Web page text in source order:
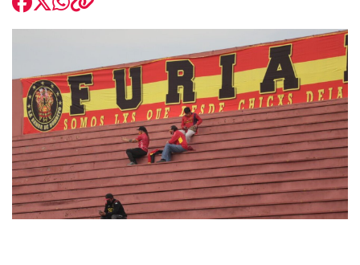
modo claro